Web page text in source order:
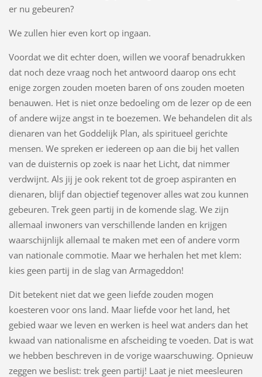
er nu gebeuren?
We zullen hier even kort op ingaan.
Voordat we dit echter doen, willen we vooraf benadrukken
dat noch deze vraag noch het antwoord daarop ons echt
enige zorgen zouden moeten baren of ons zouden moeten
benauwen. Het is niet onze bedoeling om de lezer op de een
of andere wijze angst in te boezemen. We behandelen dit als
dienaren van het Goddelijk Plan, als spiritueel gerichte
mensen. We spreken er iedereen op aan die bij het vallen
van de duisternis op zoek is naar het Licht, dat nimmer
verdwijnt. Als jij je ook rekent tot de groep aspiranten en
dienaren, blijf dan objectief tegenover alles wat zou kunnen
gebeuren. Trek geen partij in de komende slag. We zijn
allemaal inwoners van verschillende landen en krijgen
waarschijnlijk allemaal te maken met een of andere vorm
van nationale commotie. Maar we herhalen het met klem:
kies geen partij in de slag van Armageddon!
Dit betekent niet dat we geen liefde zouden mogen
koesteren voor ons land. Maar liefde voor het land, het
gebied waar we leven en werken is heel wat anders dan het
kwaad van nationalisme en afscheiding te voeden. Dat is wat
we hebben beschreven in de vorige waarschuwing. Opnieuw
zeggen we beslist: trek geen partij! Laat je niet meesleuren